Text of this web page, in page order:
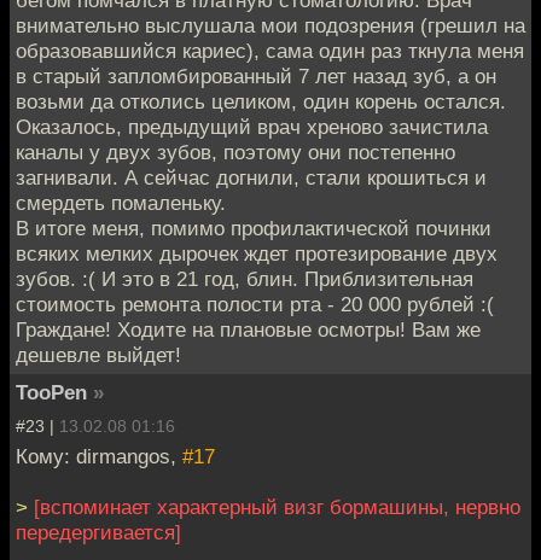
внимательно выслушала мои подозрения (грешил на
образовавшийся кариес), сама один раз ткнула меня
в старый запломбированный 7 лет назад зуб, а он
возьми да отколись целиком, один корень остался.
Оказалось, предыдущий врач хреново зачистила
каналы у двух зубов, поэтому они постепенно
загнивали. А сейчас догнили, стали крошиться и
смердеть помаленьку.
В итоге меня, помимо профилактической починки
всяких мелких дырочек ждет протезирование двух
зубов. :( И это в 21 год, блин. Приблизительная
стоимость ремонта полости рта - 20 000 рублей :(
Граждане! Ходите на плановые осмотры! Вам же
дешевле выйдет!
TooPen »
#23 | 13.02.08 01:16
Кому: dirmangos, #17
> [вспоминает характерный визг бормашины, нервно
передергивается]